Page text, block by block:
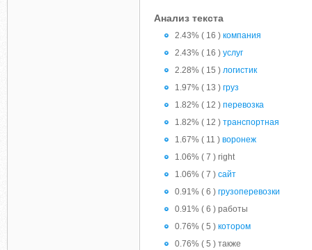
Анализ текста
2.43% ( 16 ) компания
2.43% ( 16 ) услуг
2.28% ( 15 ) логистик
1.97% ( 13 ) груз
1.82% ( 12 ) перевозка
1.82% ( 12 ) транспортная
1.67% ( 11 ) воронеж
1.06% ( 7 ) right
1.06% ( 7 ) сайт
0.91% ( 6 ) грузоперевозки
0.91% ( 6 ) работы
0.76% ( 5 ) котором
0.76% ( 5 ) также